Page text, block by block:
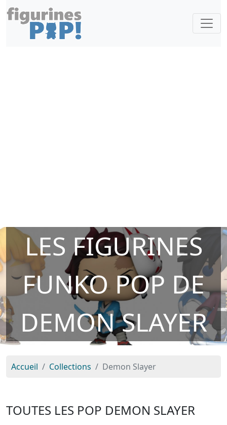
LES FIGURINES
FUNKO POP DE
DEMON SLAYER
Accueil Collections Demon Slayer
TOUTES LES POP DEMON SLAYER